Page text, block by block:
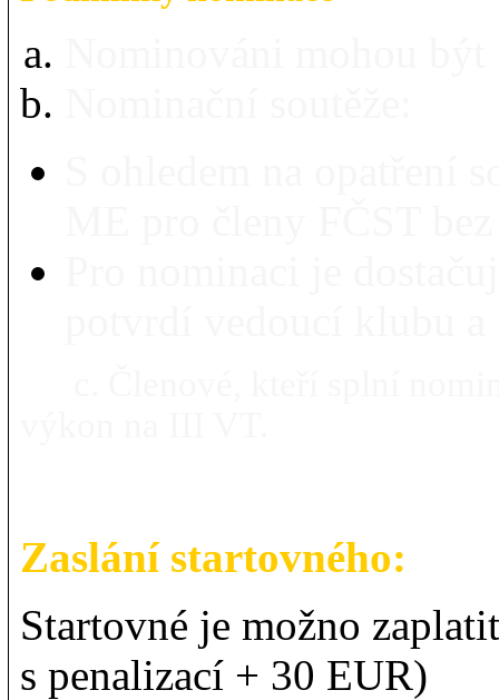
Zaslání startovného:
Startovné je možno
s penalizací + 30 EUR)